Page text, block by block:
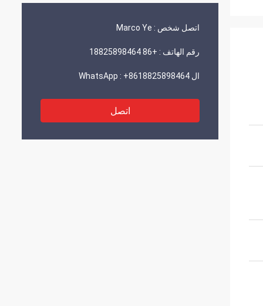
اتصل شخص : Marco Ye
رقم الهاتف : +86 18825898464
ال WhatsApp : +8618825898464
اتصل